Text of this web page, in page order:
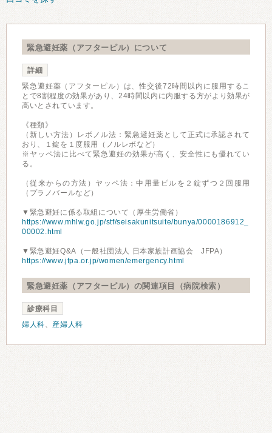
緊急避妊薬（アフターピル）について
詳細
緊急避妊薬（アフターピル）は、性交後72時間以内に服用するこ
とで8割程度の効果があり、24時間以内に内服する方がより効果が
高いとされています。
《種類》
（新しい方法）レボノル法：緊急避妊薬として正式に承認されて
おり、１錠を１度服用（ノルレボなど）
※ヤッペ法に比べて緊急避妊の効果が高く、安全性にも優れてい
る。
（従来からの方法）ヤッペ法：中用量ピルを２錠ずつ２回服用
（プラノバールなど）
▼緊急避妊に係る取組について（厚生労働省）
https://www.mhlw.go.jp/stf/seisakunitsuite/bunya/0000186912_
00002.html
▼緊急避妊Q&A（一般社団法人 日本家族計画協会 JFPA）
https://www.jfpa.or.jp/women/emergency.html
緊急避妊薬（アフターピル）の関連項目（病院検索）
診療科目
婦人科、 産婦人科